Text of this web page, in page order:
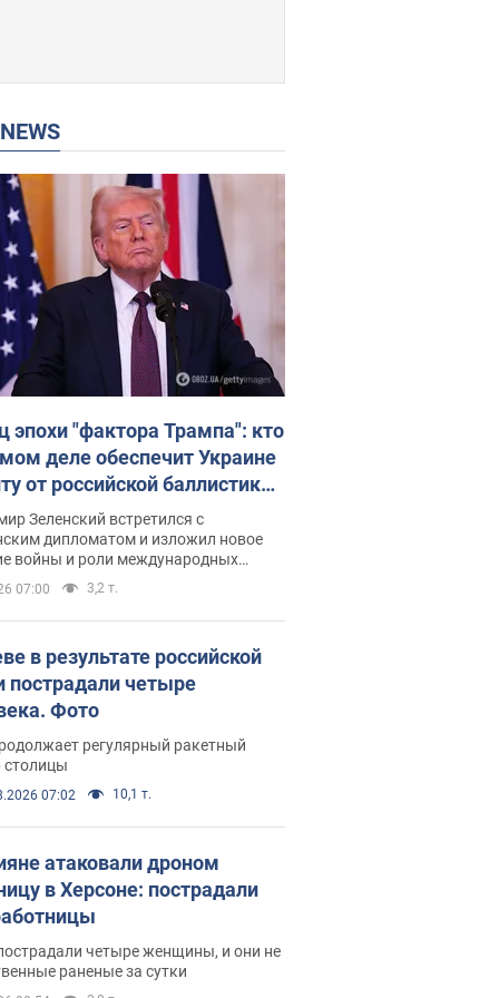
NEWS
эпохи "фактора Трампа": кто
деле обеспечит Украине
от российской баллистики.
с Безсмертным
Зеленский встретился с
дипломатом и изложил новое
войны и роли международных
в борьбе с Россией
07:00 3,2 т.
в результате российской
пострадали четыре
Фото
регулярный ракетный
столицы
07:02 10,1 т.
атаковали дроном
в Херсоне: пострадали
четыре женщины, и они не
раненые за сутки